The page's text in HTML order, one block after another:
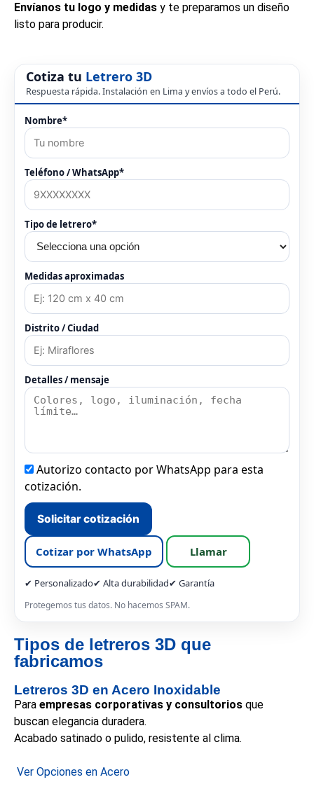
Envíanos tu logo y medidas y te preparamos un diseño
listo para producir.
Cotiza tu Letrero 3D
Respuesta rápida. Instalación en Lima y envíos a todo el Perú.
Nombre*
Teléfono / WhatsApp*
Tipo de letrero*
Medidas aproximadas
Distrito / Ciudad
Detalles / mensaje
Autorizo contacto por WhatsApp para esta
cotización.
Solicitar cotización
Cotizar por WhatsApp Llamar
✔ Personalizado✔ Alta durabilidad✔ Garantía
Protegemos tus datos. No hacemos SPAM.
Tipos de letreros 3D que
fabricamos
Letreros 3D en Acero Inoxidable
Para empresas corporativas y consultorios que
buscan elegancia duradera.
Acabado satinado o pulido, resistente al clima.
Ver Opciones en Acero